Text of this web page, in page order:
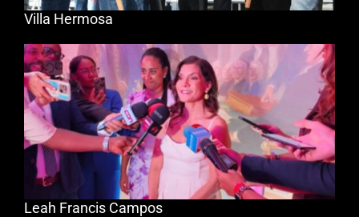
Villa Hermosa
Leah Francis Campos